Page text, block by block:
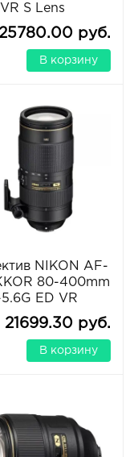
S Lens
25780.00 руб.
В корзину
NIKON AF-
80-400mm
ED VR
21699.30 руб.
В корзину